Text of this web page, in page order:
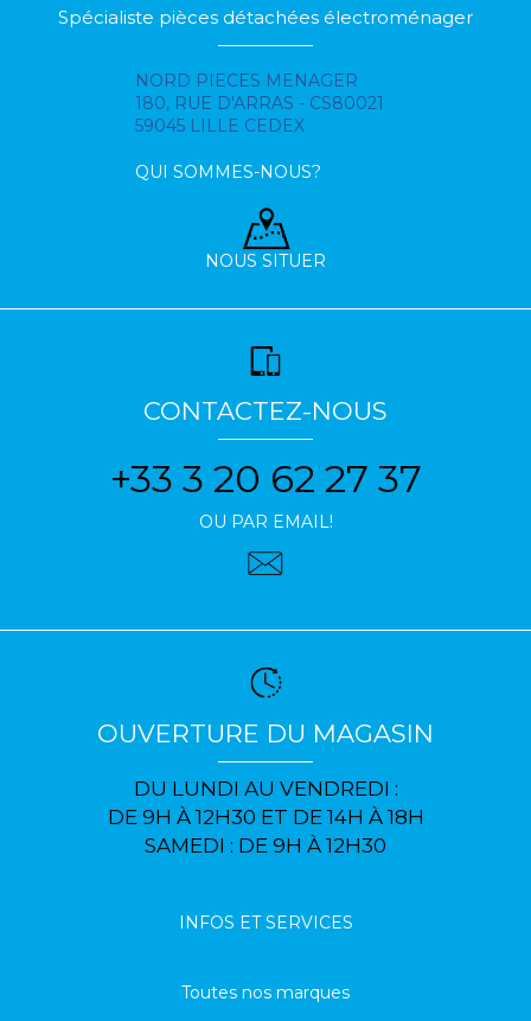
Spécialiste pièces détachées électroménager
NORD PIECES MENAGER
180, RUE D'ARRAS - CS80021
59045 LILLE CEDEX
QUI SOMMES-NOUS?
NOUS SITUER
CONTACTEZ-NOUS
+33 3 20 62 27 37
OU PAR EMAIL!
OUVERTURE DU MAGASIN
DU LUNDI AU VENDREDI :
DE 9H À 12H30 ET DE 14H À 18H
SAMEDI : DE 9H À 12H30
INFOS ET SERVICES
Toutes nos marques